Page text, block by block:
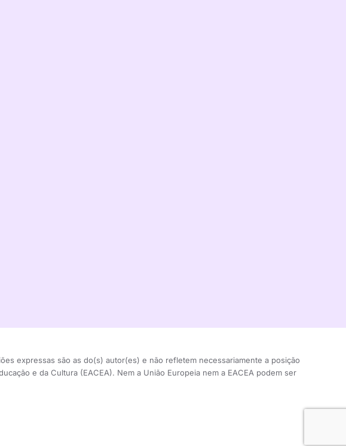
expressas são as do(s) autor(es) e não refletem necessariamente a posição
e da Cultura (EACEA). Nem a União Europeia nem a EACEA podem ser